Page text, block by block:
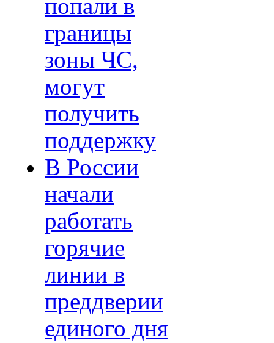
попали в
границы
зоны ЧС,
могут
получить
поддержку
В России
начали
работать
горячие
линии в
преддверии
единого дня